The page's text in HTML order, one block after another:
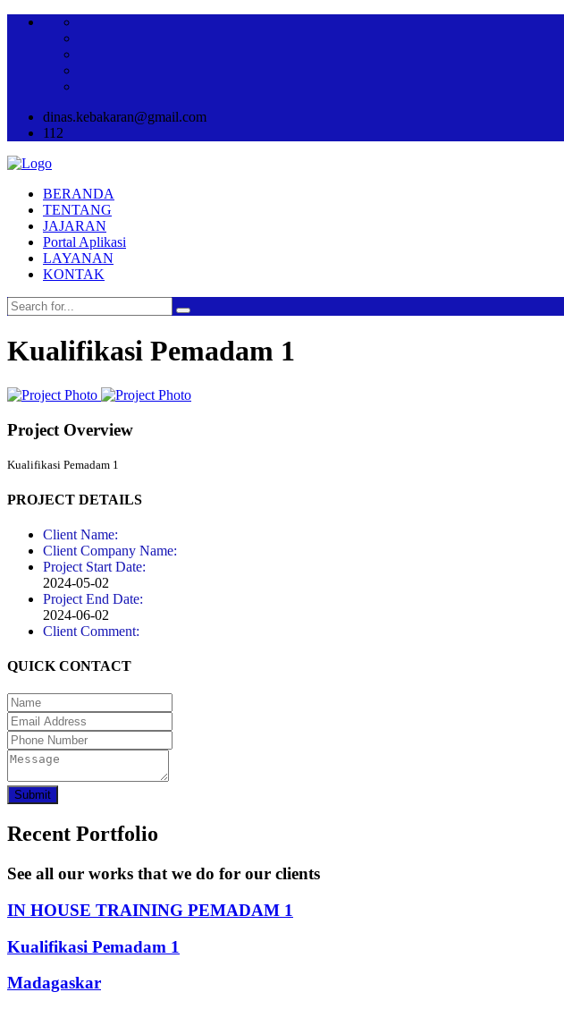
dinas.kebakaran@gmail.com
112
BERANDA
TENTANG
JAJARAN
Portal Aplikasi
LAYANAN
KONTAK
Kualifikasi Pemadam 1
Project Overview
Kualifikasi Pemadam 1
PROJECT DETAILS
Client Name:
Client Company Name:
Project Start Date:
2024-05-02
Project End Date:
2024-06-02
Client Comment:
QUICK CONTACT
Submit
Recent Portfolio
See all our works that we do for our clients
IN HOUSE TRAINING PEMADAM 1
Kualifikasi Pemadam 1
Madagaskar